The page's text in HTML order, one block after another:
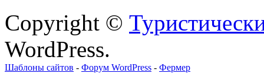
Copyright ©
WordPress.
Шаблоны сайтов - Форум WordPress - Фермер